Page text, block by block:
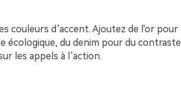
couleurs d’accent. Ajoutez de l'or pour
écologique, du denim pour du contraste
les appels à l’action.